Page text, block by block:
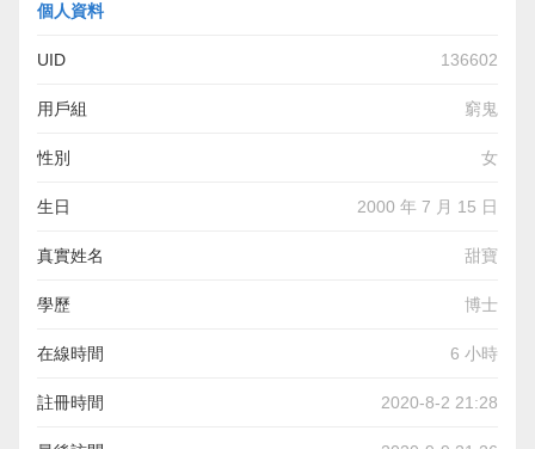
個人資料
UID 136602
用戶組 窮鬼
性別 女
生日 2000 年 7 月 15 日
真實姓名 甜寶
學歷 博士
在線時間 6 小時
註冊時間 2020-8-2 21:28